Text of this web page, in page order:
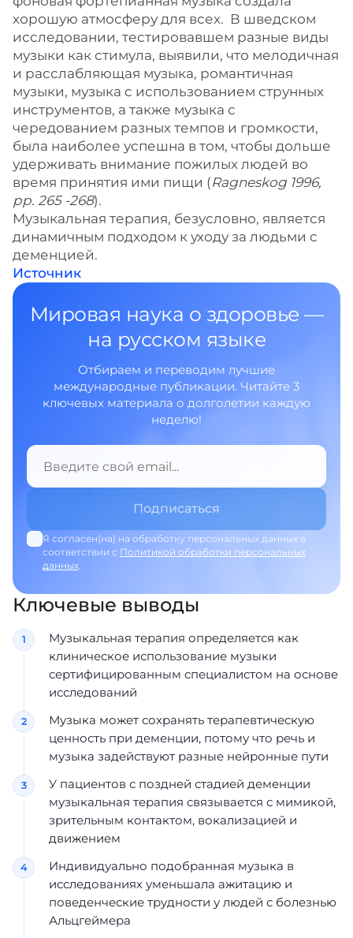
хорошую атмосферу для всех. В шведском
исследовании, тестировавшем разные виды
музыки как стимула, выявили, что мелодичная
и расслабляющая музыка, романтичная
музыки, музыка с использованием струнных
инструментов, а также музыка с
чередованием разных темпов и громкости,
была наиболее успешна в том, чтобы дольше
удерживать внимание пожилых людей во
время принятия ими пищи (Ragneskog 1996,
pp. 265 -268).
Музыкальная терапия, безусловно, является
динамичным подходом к уходу за людьми с
деменцией.
Источник
Мировая наука о здоровье —
на русском языке
Отбираем и переводим лучшие
международные публикации. Читайте 3
ключевых материала о долголетии каждую
неделю!
Я согласен(на) на обработку персональных данных в
соответствии с Политикой обработки персональных
данных.
Ключевые выводы
Музыкальная терапия определяется как
клиническое использование музыки
сертифицированным специалистом на основе
исследований
Музыка может сохранять терапевтическую
ценность при деменции, потому что речь и
музыка задействуют разные нейронные пути
У пациентов с поздней стадией деменции
музыкальная терапия связывается с мимикой,
зрительным контактом, вокализацией и
движением
Индивидуально подобранная музыка в
исследованиях уменьшала ажитацию и
поведенческие трудности у людей с болезнью
Альцгеймера